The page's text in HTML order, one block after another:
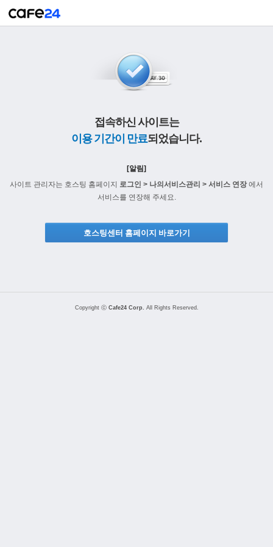
접속하신 사이트는
이용 기간이 만료되었습니다.
[알림]
사이트 관리자는 호스팅 홈페이지 로그인 > 나의서비스관리 > 서비스 연장에서
서비스를 연장해 주세요.
호스팅센터 홈페이지 바로가기
Copyright ⓒ Cafe24 Corp. All Rights Reserved.